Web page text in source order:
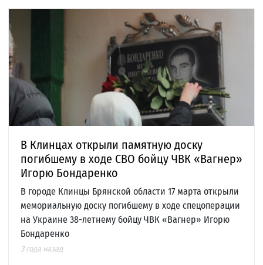
В Клинцах открыли памятную доску
погибшему в ходе СВО бойцу ЧВК «Вагнер»
Игорю Бондаренко
В городе Клинцы Брянской области 17 марта открыли
мемориальную доску погибшему в ходе спецоперации
на Украине 38-летнему бойцу ЧВК «Вагнер» Игорю
Бондаренко
3 года назад